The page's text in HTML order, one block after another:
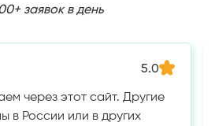
заявок в день
5.0
через этот сайт. Другие
в России или в других